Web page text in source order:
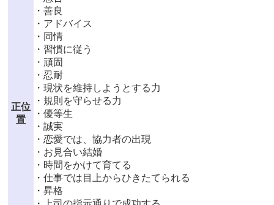
正位
置
・善良
・アドバイス
・同情
・習慣に従う
・頑固
・忍耐
・現状を維持しようとする力
・規則を守らせる力
・優等生
・誠実
・恋愛では、協力者の出現
・お見合い結婚
・時間をかけて育てる
・仕事では目上からひきたてられる
・昇格